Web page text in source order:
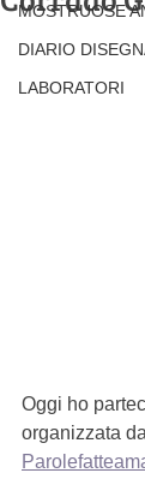
MOSTRUOSE
DIARIO
LABORATORI
Oggi ho
organizzata